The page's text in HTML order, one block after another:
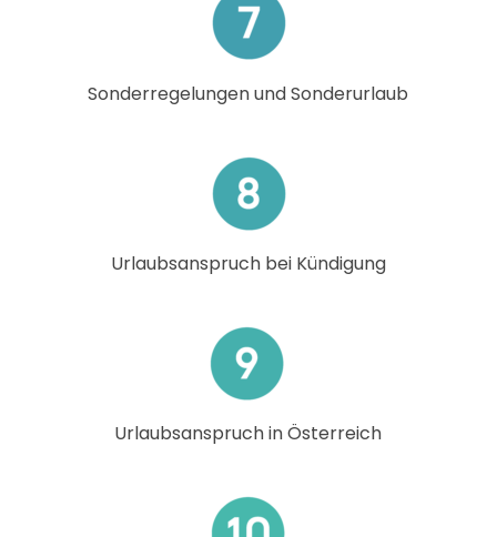
Sonderregelungen und Sonderurlaub
Urlaubsanspruch bei Kündigung
Urlaubsanspruch in Österreich